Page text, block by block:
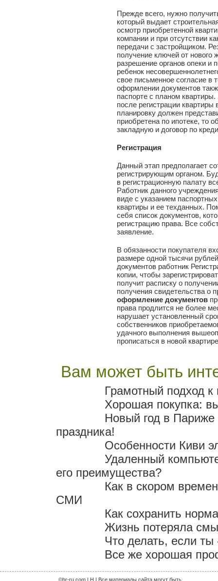
Прежде всего, нужно
который выдает
осмотр приобретенной
компании и при отсутствии
передачи с застройщиком.
получение ключей от нового
разрешение органов опеки и
ребенок
свое письменное согласие в
оформлении документов
паспорте с планом
после регистрации
планировку должен
приобретена по ипотеке, то
закладную и договор по
Регистрация
Данный этап предполагает
регистрирующим органом.
в регистрационную палату
Работник данного
виде с указанием
квартиры и ее техданных.
себя список документов,
регистрацию права. Все
заявление.
В обязанности покупателя
размере одной тысячи
документов работник
копии, чтобы
получит расписку о
получения свидетельства о
оформление документов
права продлится не более
нарушает установленный
собственников
удачного выполнения
прописаться в новой
Вам может быть
Грамотный подход к
Хорошая покупка:
Новый год в Париже
праздника!
Особенности Киви
Удаленный
его преимущества?
Как в скором
СМИ
Как сохранить
Жизнь потеряла
Что делать, если ты
Все же хорошая
©hr-ru.com | H | Все материалы сайта могут быть